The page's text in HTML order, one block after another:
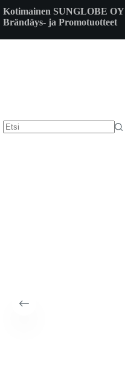
to
content
Kotimainen SUNGLOBE OY
Brändäys- ja Promotuotteet